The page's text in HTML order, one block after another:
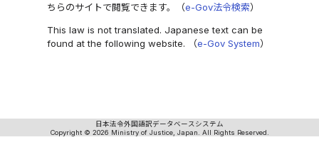
ちらのサイトで閲覧できます。（e-Gov法令検索）
This law is not translated. Japanese text can be
found at the following website. （e-Gov System）
日本法令外国語訳データベースシステム
Copyright © 2026 Ministry of Justice, Japan. All Rights Reserved.